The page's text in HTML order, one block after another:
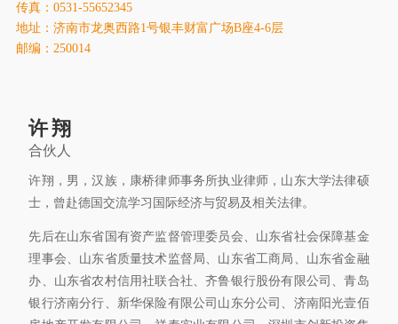
传真：0531-55652345
地址：济南市龙奥西路1号银丰财富广场B座4-6层
邮编：250014
许翔
合伙人
许翔，男，汉族，康桥律师事务所执业律师，山东大学法律硕
士，曾赴德国交流学习国际经济与贸易及相关法律。
先后在山东省国有资产监督管理委员会、山东省社会保障基金
理事会、山东省质量技术监督局、山东省工商局、山东省金融
办、山东省农村信用社联合社、齐鲁银行股份有限公司、青岛
银行济南分行、新华保险有限公司山东分公司、济南阳光壹佰